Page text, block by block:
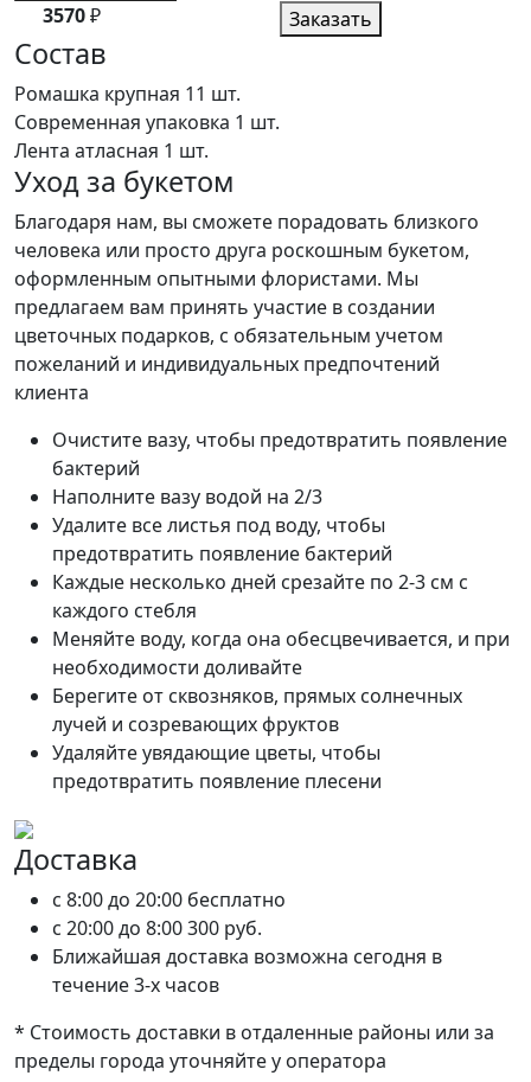
3570₽ Заказать
Состав
Ромашка крупная 11 шт.
Современная упаковка 1 шт.
Лента атласная 1 шт.
Уход за букетом
Благодаря нам, вы сможете порадовать близкого
человека или просто друга роскошным букетом,
оформленным опытными флористами. Мы
предлагаем вам принять участие в создании
цветочных подарков, с обязательным учетом
пожеланий и индивидуальных предпочтений
клиента
Очистите вазу, чтобы предотвратить появление
бактерий
Наполните вазу водой на 2/3
Удалите все листья под воду, чтобы
предотвратить появление бактерий
Каждые несколько дней срезайте по 2-3 см с
каждого стебля
Меняйте воду, когда она обесцвечивается, и при
необходимости доливайте
Берегите от сквозняков, прямых солнечных
лучей и созревающих фруктов
Удаляйте увядающие цветы, чтобы
предотвратить появление плесени
Доставка
c 8:00 до 20:00 бесплатно
c 20:00 до 8:00300 руб.
Ближайшая доставка возможна сегодня в
течение 3-х часов
* Стоимость доставки в отдаленные районы или за
пределы города уточняйте у оператора